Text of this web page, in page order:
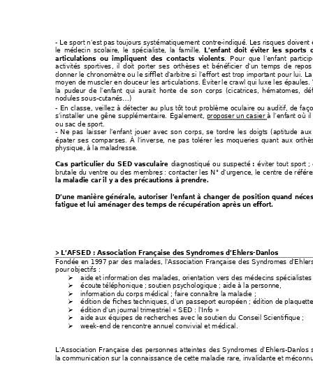
- Le sport n’est pas toujours systématiquement contre-indiqué. Les risques doivent
le médecin scolaire, le spécialiste, la famille. L’enfant doit éviter les sports
articulations ou impliquent des contacts violents. Pour que l’enfant
activités sportives, il doit porter ses orthèses et bénéficier d’un temps de
donner le chronomètre ou le sifflet d’arbitre si l’effort est trop important pour lui.
moyen de muscler en douceur les articulations. Éviterle crawl qui luxe les épaules.
la pudeur de l’enfant qui aurait honte de son corps (cicatrices, hématomes,
nodules sous-cutanés…)
- En classe, veillez à détecter au plus tôt tout problème oculaire ou auditif, de faço
s’installer une gêne supplémentaire. Également, proposer un casier à l’enfant où
ou sac de sport.
- Ne pas laisser l’enfant jouer avec son corps, se tordre les doigts (aptitude
épater ses comparses. À l’inverse, ne pas tolérer les moqueries quant aux
physique, à la maladresse.
Cas particulier du SED vasculaire diagnostiqué ou suspecté : éviter tout sport ;
brutale du ventre ou des membres : contacter les N° d’urgence, le centre de
la maladie car il y a des précautions à prendre.
D’une manière générale, autoriser l’enfant à changer de position quand né
fatigue et lui aménager des temps de récupération après un effort.
> L’AFSED : Association Française des Syndromes d’Ehlers-Danlos
Fondée en 1997 par des malades, l’Association Française des Syndromes
pour objectifs :
¾ aide et information des malades, orientation vers des médecins
¾ écoute téléphonique ; soutien psychologique ; aide à la personne,
¾ information du corps médical ; faire connaître la maladie ;
¾ édition de fiches techniques, d’un passeport européen ; édition de
¾ édition d’un journal trimestriel « SED : l’Info »
¾ aide aux équipes de recherches avec le soutien du Conseil Scientifique ;
¾ week-end de rencontre annuel convivial et médical.
L’Association Française des personnes atteintes des Syndromes d’Ehlers-Danlos
la communication sur la connaissance de cette maladie rare, invalidante et